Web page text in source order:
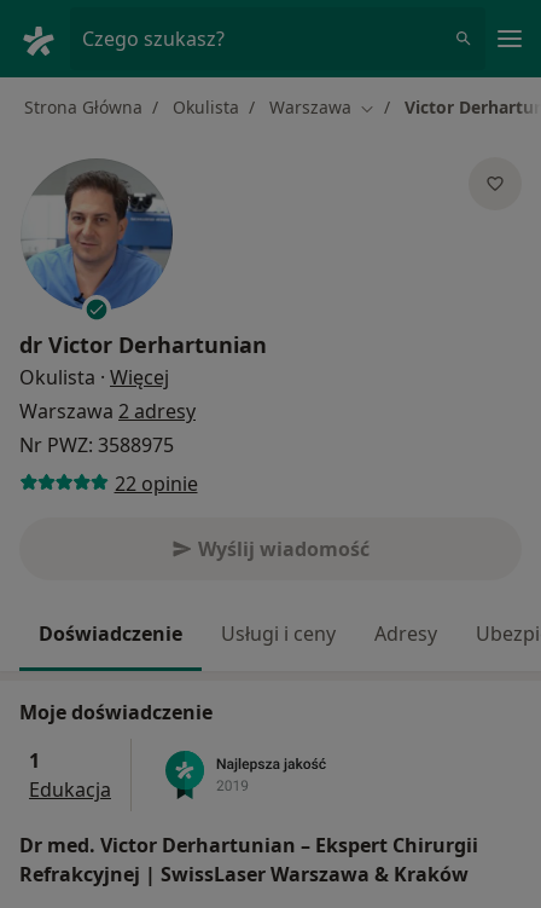
Czego szukasz?
Strona Główna Okulista Warszawa Zmień miasto
Victor
dr Victor Derhartunian
Okulista · Więcej
Warszawa 2 adresy
Nr PWZ: 3588975
22 opinie
Wyślij wiadomość
Doświadczenie Usługi i ceny Adresy
Moje doświadczenie
1
Edukacja
Dr med. Victor Derhartunian – Ekspert Chirurgii
Refrakcyjnej | SwissLaser Warszawa & Kraków